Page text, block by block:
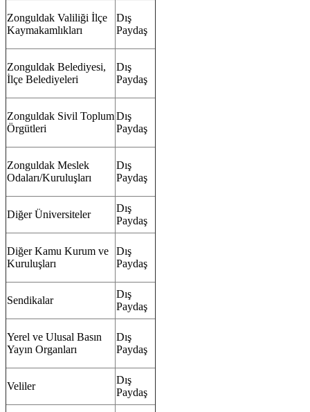
Zonguldak Valiliği İlçe
Kaymakamlıkları
Dış
Paydaş
Zonguldak Belediyesi,
İlçe Belediyeleri
Dış
Paydaş
Zonguldak Sivil Toplum
Örgütleri
Dış
Paydaş
Zonguldak Meslek
Odaları/Kuruluşları
Dış
Paydaş
Diğer Üniversiteler
Dış
Paydaş
Diğer Kamu Kurum ve
Kuruluşları
Dış
Paydaş
Sendikalar
Dış
Paydaş
Yerel ve Ulusal Basın
Yayın Organları
Dış
Paydaş
Veliler
Dış
Paydaş